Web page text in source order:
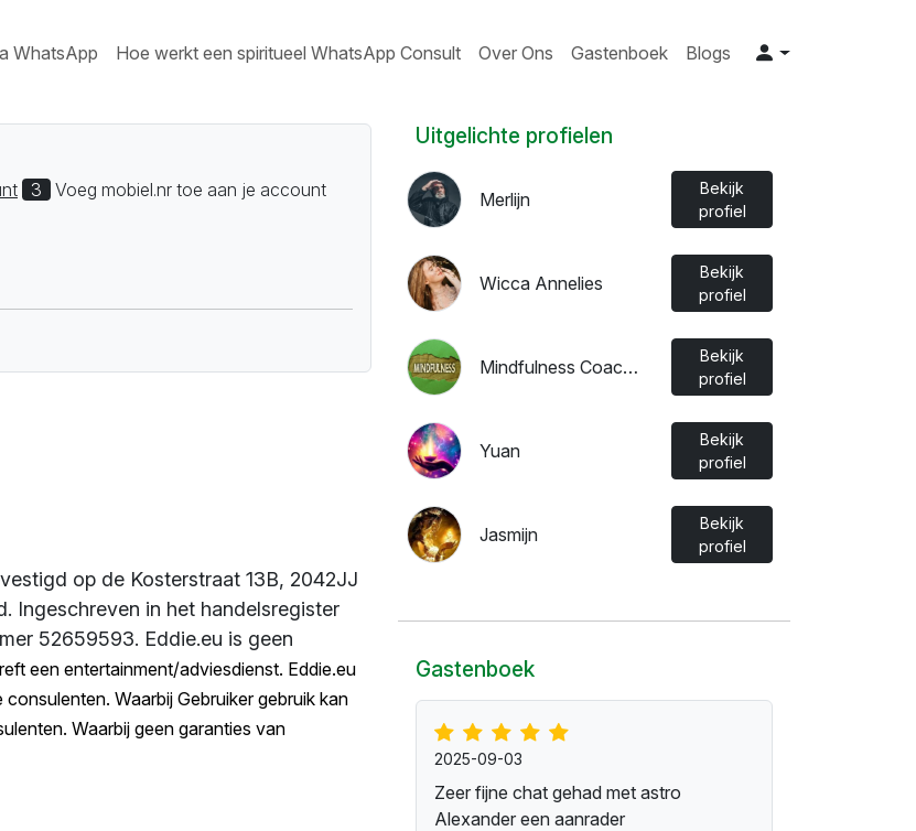
WhatsApp Hoe werkt een spiritueel WhatsApp Consult Over Ons Gastenboek Blogs
3
Voeg mobiel.nr toe aan je account
op de Kosterstraat 13B, 2042JJ
Ingeschreven in het handelsregister
52659593. Eddie.eu is geen
een entertainment/adviesdienst. Eddie.eu
Waarbij Gebruiker gebruik kan
Waarbij geen garanties van
Uitgelichte profielen
Merlijn
Bekijk
profiel
Wicca Annelies
Bekijk
profiel
Mindfulness Coach Ivy
Bekijk
profiel
Yuan
Bekijk
profiel
Jasmijn
Bekijk
profiel
Gastenboek
2025-09-03
Zeer fijne chat gehad met astro
Alexander een aanrader